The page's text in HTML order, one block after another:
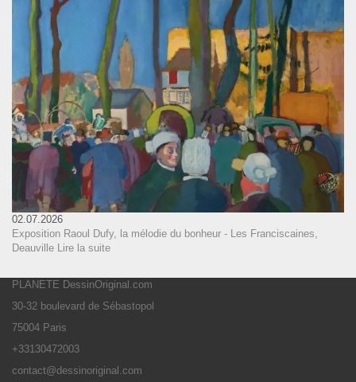
02.07.2026
Exposition Raoul Dufy, la mélodie du bonheur - Les Franciscaines,
Deauville Lire la suite
PLANETE DessinOriginal.com
30-32 boulevard de Sébastopol
75004 Paris
+33130472003
contact@dessinoriginal.com